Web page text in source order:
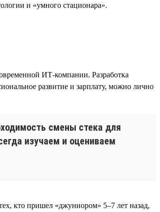
и «умного стационара».
ИТ-компании. Разработка
развитие и зарплату, можно лично
смены стека для
изучаем и оцениваем
кто пришел «джуниором» 5–7 лет назад,